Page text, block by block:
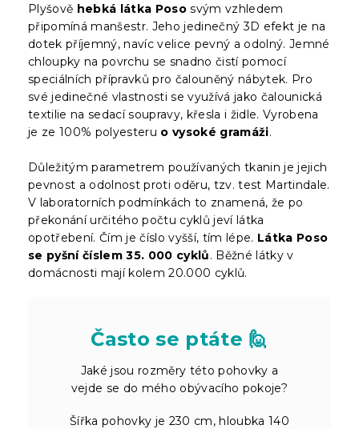
Plyšově hebká látka Poso svým vzhledem
připomíná manšestr. Jeho jedinečný 3D efekt je na
dotek příjemný, navíc velice pevný a odolný. Jemné
chloupky na povrchu se snadno čistí pomocí
speciálních přípravků pro čalouněný nábytek. Pro
své jedinečné vlastnosti se využívá jako čalounická
textilie na sedací soupravy, křesla i židle. Vyrobena
je ze 100% polyesteru o vysoké gramáži.
Důležitým parametrem používaných tkanin je jejich
pevnost a odolnost proti oděru, tzv. test Martindale.
V laboratorních podmínkách to znamená, že po
překonání určitého počtu cyklů jeví látka
opotřebení. Čím je číslo vyšší, tím lépe. Látka Poso
se pyšní číslem 35. 000 cyklů. Běžné látky v
domácnosti mají kolem 20.000 cyklů.
Často se ptáte 🙋
Jaké jsou rozměry této pohovky a
vejde se do mého obývacího pokoje?
Šířka pohovky je 230 cm, hloubka 140